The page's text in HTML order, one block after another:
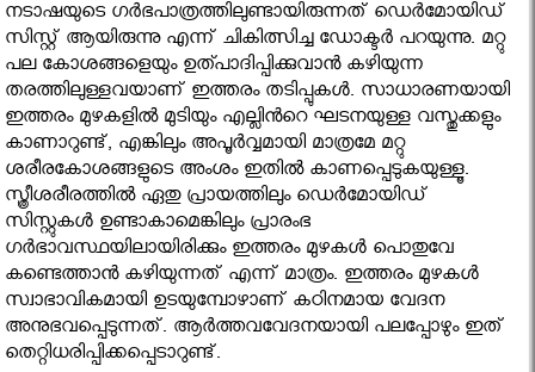
നടാഷയുടെ ഗർഭപാത്രത്തിലുണ്ടായിരുന്നത് ഡെർമോയിഡ്
സിസ്റ്റ് ആയിരുന്നു എന്ന് ചികിത്സിച്ച ഡോക്ടർ പറയുന്നു. മറ്റു
പല കോശങ്ങളെയും ഉത്പാദിപ്പിക്കുവാൻ കഴിയുന്ന
തരത്തിലുള്ളവയാണ് ഇത്തരം തടിപ്പുകൾ. സാധാരണയായി
ഇത്തരം മുഴകളിൽ മുടിയും എല്ലിൻറെ ഘടനയുള്ള വസ്തുക്കളും
കാണാറുണ്ട്, എങ്കിലും അപൂർവ്വമായി മാത്രമേ മറ്റു
ശരീരകോശങ്ങളുടെ അംശം ഇതിൽ കാണപ്പെടുകയുള്ളൂ.
സ്ത്രീശരീരത്തിൽ ഏതു പ്രായത്തിലും ഡെർമോയിഡ്
സിസ്റ്റുകൾ ഉണ്ടാകാമെങ്കിലും പ്രാരംഭ
ഗർഭാവസ്ഥയിലായിരിക്കും ഇത്തരം മുഴകൾ പൊതുവേ
കണ്ടെത്താൻ കഴിയുന്നത് എന്ന് മാത്രം. ഇത്തരം മുഴകൾ
സ്വാഭാവികമായി ഉടയുമ്പോഴാണ് കഠിനമായ വേദന
അനുഭവപ്പെടുന്നത്. ആർത്തവവേദനയായി പലപ്പോഴും ഇത്
തെറ്റിധരിപ്പിക്കപ്പെടാറുണ്ട്.